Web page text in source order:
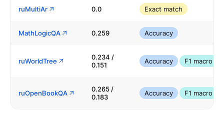
ruMultiAr 0.0 Exact match
MathLogicQA 0.259 Accuracy
ruWorldTree
0.234 /
0.151
Accuracy F1 macro
ruOpenBookQA
0.265 /
0.183
Accuracy F1 macro